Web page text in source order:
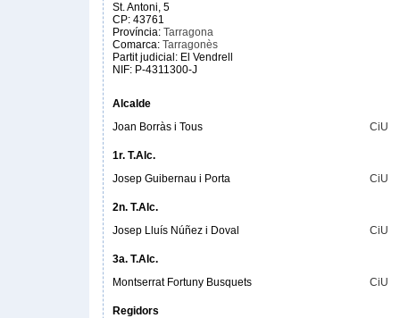
St. Antoni, 5
CP: 43761
Província: Tarragona
Comarca: Tarragonès
Partit judicial: El Vendrell
NIF: P-4311300-J
Alcalde
Joan Borràs i Tous
CiU
1r. T.Alc.
Josep Guibernau i Porta
CiU
2n. T.Alc.
Josep Lluís Núñez i Doval
CiU
3a. T.Alc.
Montserrat Fortuny Busquets
CiU
Regidors